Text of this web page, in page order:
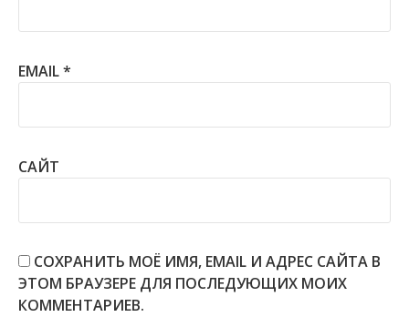
EMAIL*
САЙТ
СОХРАНИТЬ МОЁ ИМЯ, EMAIL И АДРЕС САЙТА В
ЭТОМ БРАУЗЕРЕ ДЛЯ ПОСЛЕДУЮЩИХ МОИХ
КОММЕНТАРИЕВ.